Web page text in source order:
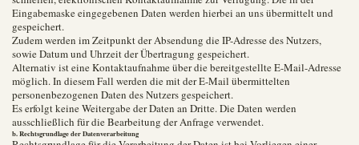
Eingabemaske eingegebenen Daten werden hierbei an uns übermittelt und
gespeichert.
Zudem werden im Zeitpunkt der Absendung die IP-Adresse des Nutzers,
sowie Datum und Uhrzeit der Übertragung gespeichert.
Alternativ ist eine Kontaktaufnahme über die bereitgestellte E-Mail-Adresse
möglich. In diesem Fall werden die mit der E-Mail übermittelten
personenbezogenen Daten des Nutzers gespeichert.
Es erfolgt keine Weitergabe der Daten an Dritte. Die Daten werden
ausschließlich für die Bearbeitung der Anfrage verwendet.
b. Rechtsgrundlage der Datenverarbeitung